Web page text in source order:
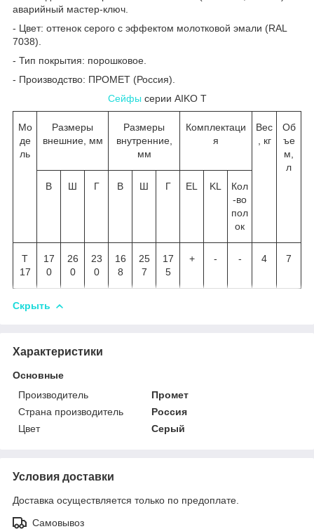
аварийный мастер-ключ.
- Цвет: оттенок серого с эффектом молотковой эмали (RAL
7038).
- Тип покрытия: порошковое.
- Производство: ПРОМЕТ (Россия).
Сейфы серии AIKO T
Мо
де
ль
Размеры
внешние, мм
Размеры
внутренние,
мм
Комплектаци
я
Вес
, кг
Об
ъе
м,
л
В
Ш Г В Ш Г EL KL
Кол
-во
пол
ок
Т
17
17
0
26
0
23
0
16
8
25
7
17
5
+ - - 4 7
Скрыть
Характеристики
Основные
Производитель
Промет
Страна производитель
Россия
Цвет
Серый
Условия доставки
Доставка осуществляется только по предоплате.
Самовывоз